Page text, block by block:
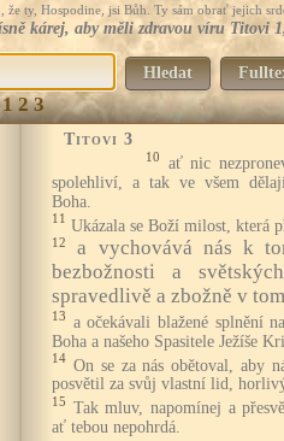
ty, Hospodine, jsi Bůh. Ty sám obrať jejich
kárej, aby měli zdravou víru Titovi
Hledat
1 2 3
Titovi 3
10
ať nic
spolehliví, a tak ve všem
Boha.
11 Ukázala se Boží milost, která
12
a vychovává nás k
bezbožnosti a
spravedlivě a zbožně v
13 a očekávali blažené splnění
Boha a našeho Spasitele Ježíše
14 On se za nás obětoval, aby
posvětil za svůj vlastní lid,
15 Tak mluv, napomínej a
ať tebou nepohrdá.